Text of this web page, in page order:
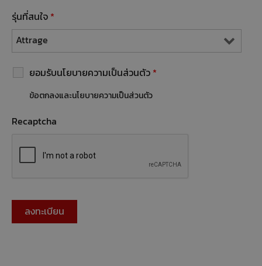
รุ่นที่สนใจ *
ยอมรับนโยบายความเป็นส่วนตัว *
ข้อตกลงและนโยบายความเป็นส่วนตัว
Recaptcha